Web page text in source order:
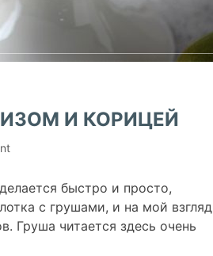
И КОРИЦЕЙ
on
грушами,
крем-
чизом
быстро и просто,
с грушами, и на мой взгляд
Груша читается здесь очень